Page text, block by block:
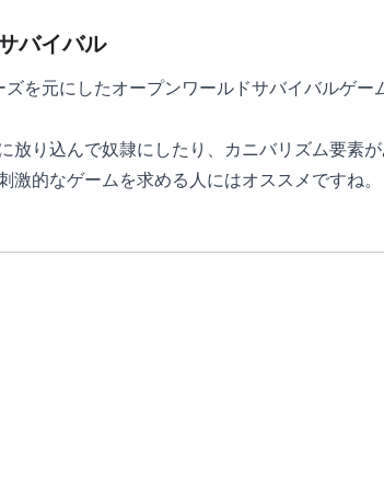
バイバル
を元にしたオープンワールドサバイバルゲー
放り込んで奴隷にしたり、カニバリズム要素
的なゲームを求める人にはオススメですね。